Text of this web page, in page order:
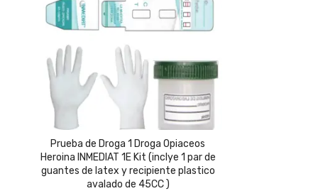
Prueba de Droga 1 Droga Opiaceos
Heroina INMEDIAT 1E Kit (inclye 1 par de
guantes de latex y recipiente plastico
avalado de 45CC )